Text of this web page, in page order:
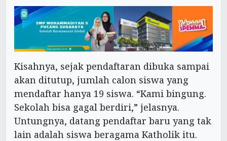
Kisahnya, sejak pendaftaran dibuka sampai
akan ditutup, jumlah calon siswa yang
mendaftar hanya 19 siswa. “Kami bingung.
Sekolah bisa gagal berdiri,” jelasnya.
Untungnya, datang pendaftar baru yang tak
lain adalah siswa beragama Katholik itu.